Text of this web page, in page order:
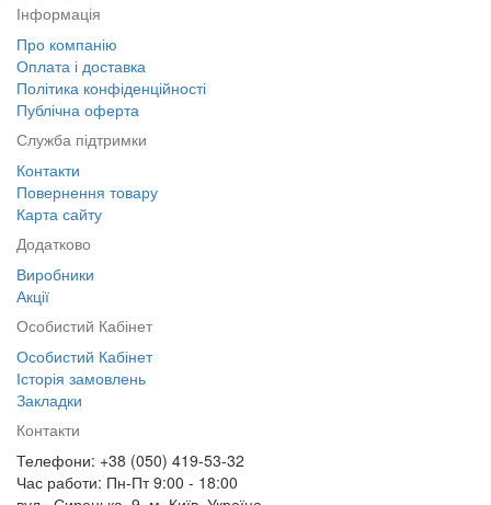
Інформація
Про компанію
Оплата і доставка
Політика конфіденційності
Публічна оферта
Служба підтримки
Контакти
Повернення товару
Карта сайту
Додатково
Виробники
Акції
Особистий Кабінет
Особистий Кабінет
Історія замовлень
Закладки
Контакти
Телефони: +38 (050) 419-53-32
Час работи: Пн-Пт 9:00 - 18:00